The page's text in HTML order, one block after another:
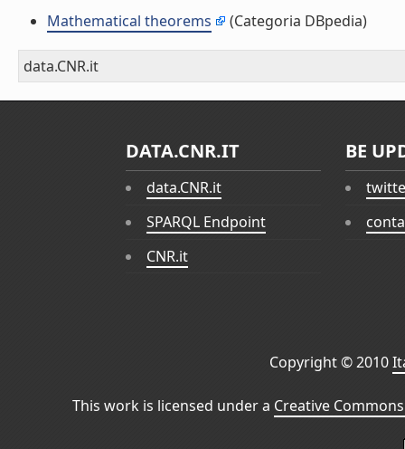
Mathematical theorems
(Categoria DBpedia)
data.CNR.it
DATA.CNR.IT
data.CNR.it
SPARQL Endpoint
CNR.it
BE
Copyright © 2010
This work is licensed under a Creative